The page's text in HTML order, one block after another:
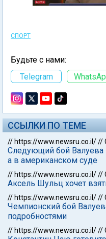
СПОРТ
Будьте с нами:
Telegram
ССЫЛКИ ПО ТЕМЕ
// https://www.newsru.co.il///
Следующий бой Валуева
а в американском суде
// https://www.newsru.co.il///
Аксель Шульц хочет
// https://www.newsru.co.il///
Чемпионский бой
подробностями
// https://www.newsru.co.il///